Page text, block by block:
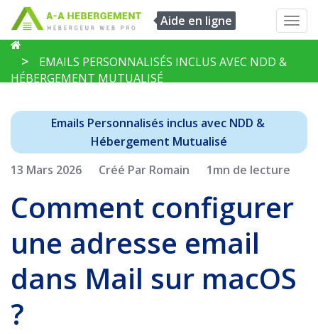
Aide en ligne
EMAILS PERSONNALISÉS INCLUS AVEC NDD &
HÉBERGEMENT MUTUALISÉ
Emails Personnalisés inclus avec NDD &
Hébergement Mutualisé
13 Mars 2026
Créé Par Romain 1mn de lecture
Comment configurer
une adresse email
dans Mail sur macOS
?